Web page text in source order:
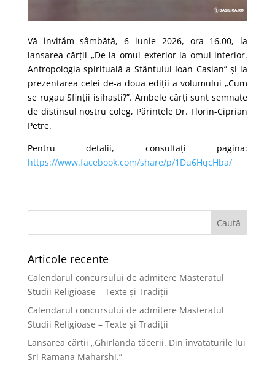
Vă invităm sâmbătă, 6 iunie 2026, ora 16.00, la
lansarea cărții „De la omul exterior la omul interior.
Antropologia spirituală a Sfântului Ioan Casian” și la
prezentarea celei de-a doua ediții a volumului „Cum
se rugau Sfinții isihaști?”. Ambele cărți sunt semnate
de distinsul nostru coleg, Părintele Dr. Florin-Ciprian
Petre.
Pentru detalii, consultați pagina:
https://www.facebook.com/share/p/1Du6HqcHba/
Articole recente
Calendarul concursului de admitere Masteratul
Studii Religioase – Texte și Tradiții
Calendarul concursului de admitere Masteratul
Studii Religioase – Texte și Tradiții
Lansarea cărții „Ghirlanda tăcerii. Din învățăturile lui
Sri Ramana Maharshi.”